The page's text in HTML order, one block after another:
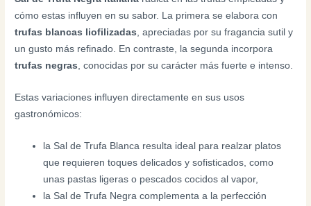
cómo estas influyen en su sabor. La primera se elabora con
trufas blancas liofilizadas, apreciadas por su fragancia sutil y
un gusto más refinado. En contraste, la segunda incorpora
trufas negras, conocidas por su carácter más fuerte e intenso.
Estas variaciones influyen directamente en sus usos
gastronómicos:
la Sal de Trufa Blanca resulta ideal para realzar platos
que requieren toques delicados y sofisticados, como
unas pastas ligeras o pescados cocidos al vapor,
la Sal de Trufa Negra complementa a la perfección